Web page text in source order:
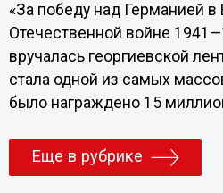
«За победу над Германией в
Отечественной войне
вручалась георгиевской
стала одной из самых
было награждено 15
Еще в рубрике